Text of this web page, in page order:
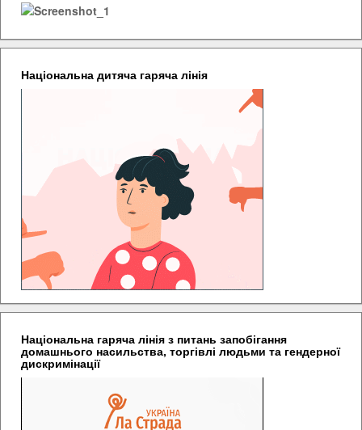
Національна дитяча гаряча лінія
Національна гаряча лінія з питань запобігання
домашнього насильства, торгівлі людьми та гендерної
дискримінації